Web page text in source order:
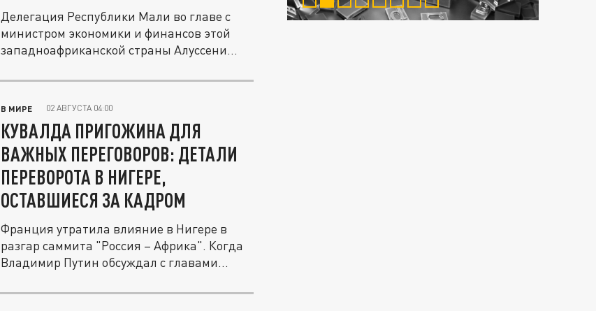
Делегация Республики Мали во главе с
министром экономики и финансов этой
западноафриканской страны Алуссени...
В МИРЕ 02 АВГУСТА 04:00
КУВАЛДА ПРИГОЖИНА ДЛЯ
ВАЖНЫХ ПЕРЕГОВОРОВ: ДЕТАЛИ
ПЕРЕВОРОТА В НИГЕРЕ,
ОСТАВШИЕСЯ ЗА КАДРОМ
Франция утратила влияние в Нигере в
разгар саммита "Россия – Африка". Когда
Владимир Путин обсуждал с главами...